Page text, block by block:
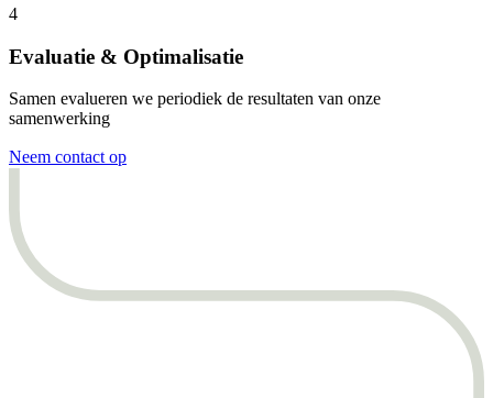
4
Evaluatie & Optimalisatie
Samen evalueren we periodiek de resultaten van onze
samenwerking
Neem contact op